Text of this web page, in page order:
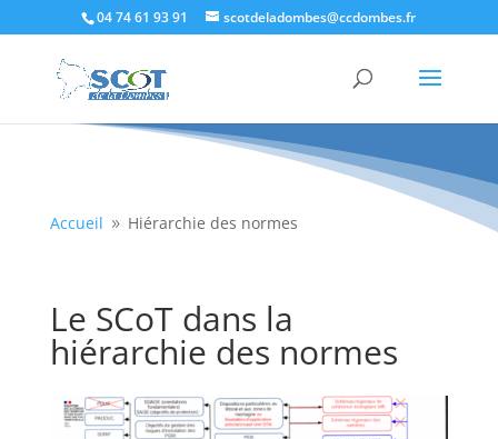
04 74 61 93 91 scotdeladombes@ccdombes.fr
Accueil 9 Hiérarchie des normes
Le SCoT dans la
hiérarchie des normes